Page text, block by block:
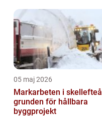
05 maj 2026
Markarbeten i skellefteå
grunden för hållbara
byggprojekt